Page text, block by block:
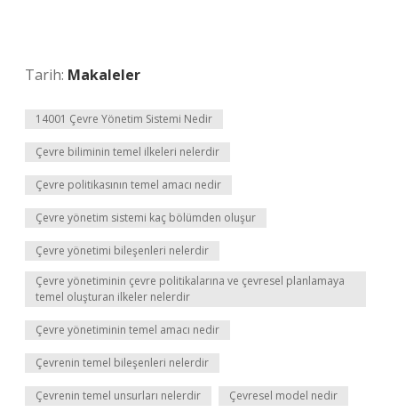
Tarih: Makaleler
14001 Çevre Yönetim Sistemi Nedir
Çevre biliminin temel ilkeleri nelerdir
Çevre politikasının temel amacı nedir
Çevre yönetim sistemi kaç bölümden oluşur
Çevre yönetimi bileşenleri nelerdir
Çevre yönetiminin çevre politikalarına ve çevresel planlamaya
temel oluşturan ilkeler nelerdir
Çevre yönetiminin temel amacı nedir
Çevrenin temel bileşenleri nelerdir
Çevrenin temel unsurları nelerdir Çevresel model nedir